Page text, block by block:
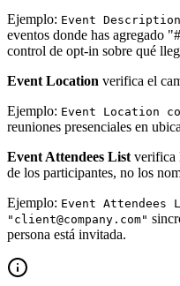
Ejemplo: Event
eventos donde has agregado
control de opt-in sobre qué
Event Location verifica el
Ejemplo: Event Location
reuniones presenciales en
Event Attendees List verifica
de los participantes, no los
Ejemplo: Event Attendees
"client@company.com"
persona está invitada.